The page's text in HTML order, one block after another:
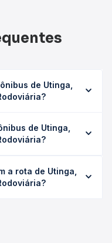
de Utinga,
podendo variar
(convencional,
desejada.
de Utinga,
média R$ 103,50 e
empresa, o tipo de
a rota de Utinga,